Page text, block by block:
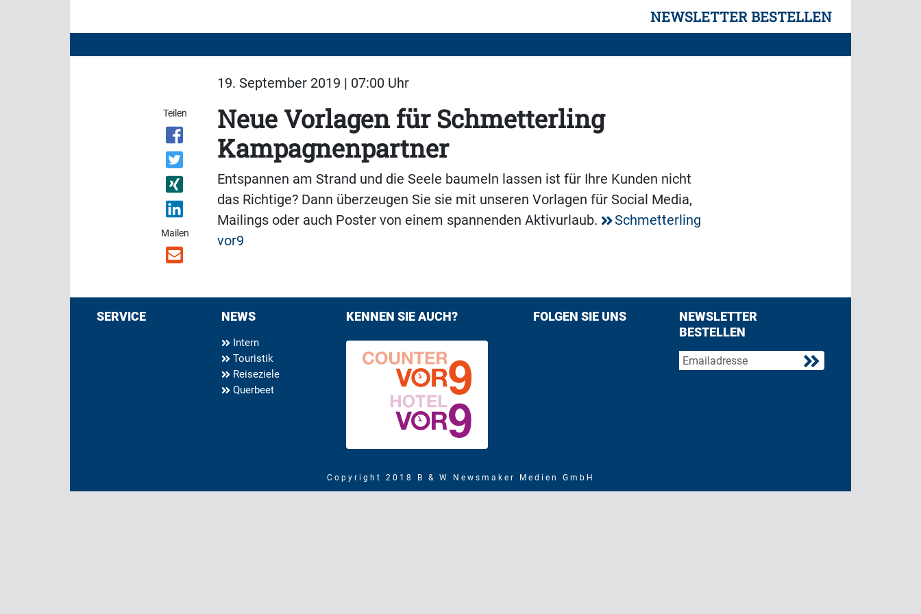
NEWSLETTER BESTELLEN
19. September 2019 | 07:00 Uhr
Teilen
Mailen
Neue Vorlagen für Schmetterling
Kampagnenpartner
Entspannen am Strand und die Seele baumeln lassen ist für Ihre Kunden nicht
das Richtige? Dann überzeugen Sie sie mit unseren Vorlagen für Social Media,
Mailings oder auch Poster von einem spannenden Aktivurlaub.
Schmetterling
vor9
SERVICE NEWS
Intern
Touristik
Reiseziele
Querbeet
KENNEN SIE AUCH? FOLGEN SIE UNS
NEWSLETTER
BESTELLEN
Copyright 2018 B & W Newsmaker Medien GmbH